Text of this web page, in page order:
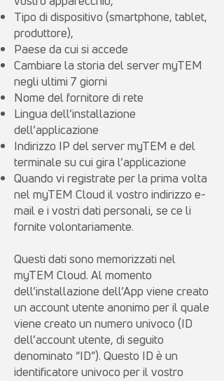
Tipo di dispositivo (smartphone, tablet,
produttore),
Paese da cui si accede
Cambiare la storia del server myTEM
negli ultimi 7 giorni
Nome del fornitore di rete
Lingua dell’installazione
dell’applicazione
Indirizzo IP del server myTEM e del
terminale su cui gira l’applicazione
Quando vi registrate per la prima volta
nel myTEM Cloud il vostro indirizzo e-
mail e i vostri dati personali, se ce li
fornite volontariamente.
Questi dati sono memorizzati nel
myTEM Cloud. Al momento
dell’installazione dell’App viene creato
un account utente anonimo per il quale
viene creato un numero univoco (ID
dell’account utente, di seguito
denominato “ID”). Questo ID è un
identificatore univoco per il vostro